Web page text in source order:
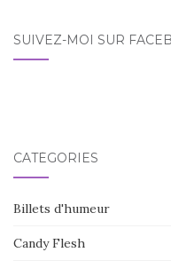
SUIVEZ-MOI SUR
CATÉGORIES
Billets d'humeur
Candy Flesh